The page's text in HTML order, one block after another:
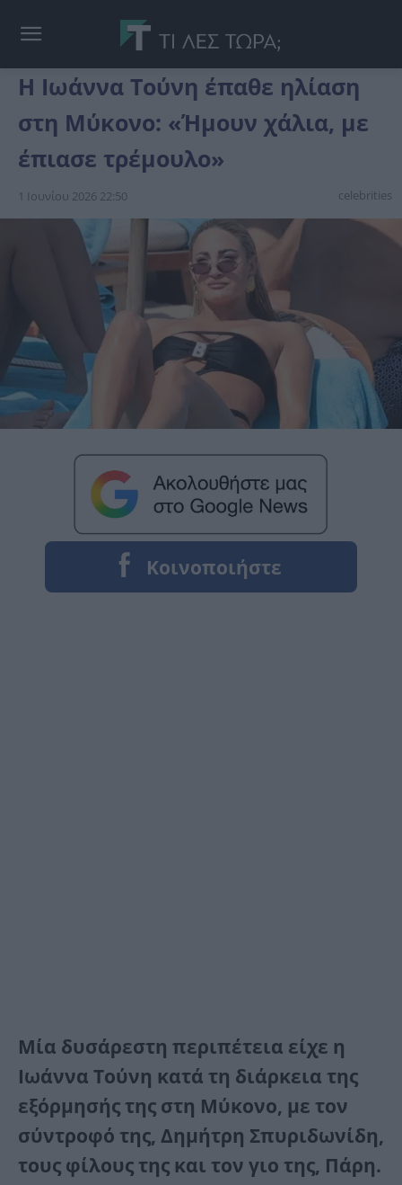
Η Ιωάννα Τούνη έπαθε ηλίαση
στη Μύκονο: «Ήμουν χάλια, με
έπιασε τρέμουλο»
1 Ιουνίου 2026 22:50 celebrities
Μία δυσάρεστη περιπέτεια είχε η
Ιωάννα Τούνη κατά τη διάρκεια της
εξόρμησής της στη Μύκονο, με τον
σύντροφό της, Δημήτρη Σπυριδωνίδη,
τους φίλους της και τον γιο της, Πάρη.